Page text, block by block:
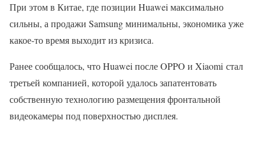
При этом в Китае, где позиции Huawei максимально
сильны, а продажи Samsung минимальны, экономика уже
какое-то время выходит из кризиса.
Ранее сообщалось, что Huawei после OPPO и Xiaomi стал
третьей компанией, которой удалось запатентовать
собственную технологию размещения фронтальной
видеокамеры под поверхностью дисплея.